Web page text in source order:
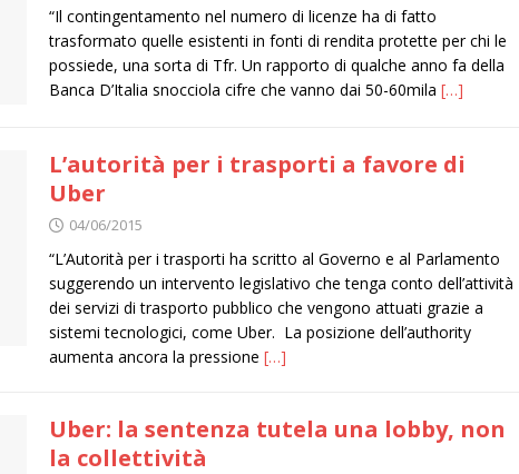
“Il contingentamento nel numero di licenze ha di fatto
trasformato quelle esistenti in fonti di rendita protette per chi le
possiede, una sorta di Tfr. Un rapporto di qualche anno fa della
Banca D’Italia snocciola cifre che vanno dai 50-60mila […]
L’autorità per i trasporti a favore di
Uber
04/06/2015
“L’Autorità per i trasporti ha scritto al Governo e al Parlamento
suggerendo un intervento legislativo che tenga conto dell’attività
dei servizi di trasporto pubblico che vengono attuati grazie a
sistemi tecnologici, come Uber. La posizione dell’authority
aumenta ancora la pressione […]
Uber: la sentenza tutela una lobby, non
la collettività